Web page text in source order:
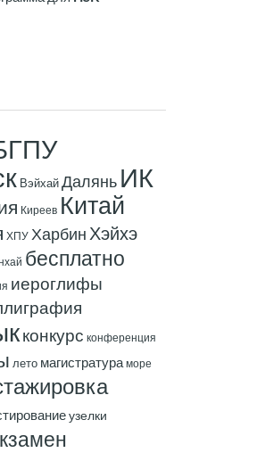
ВэйхайДалянь ИК
Киреев Китай
ХПУ Харбин Хэйхэ
бесплатно
иероглифы
конкурс конференция
лето магистратура море
узелки